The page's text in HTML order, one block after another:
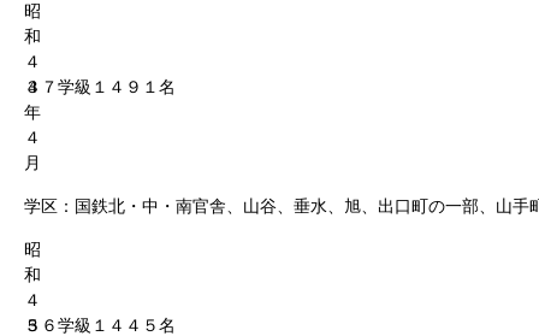
昭
和
４
４
年
４
月
３７学級１４９１名
学区：国鉄北・中・南官舎、山谷、垂水、旭、出口町の一部、山
昭
和
４
５
３６学級１４４５名